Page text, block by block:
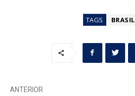
TAGS BRASIL
ANTERIOR